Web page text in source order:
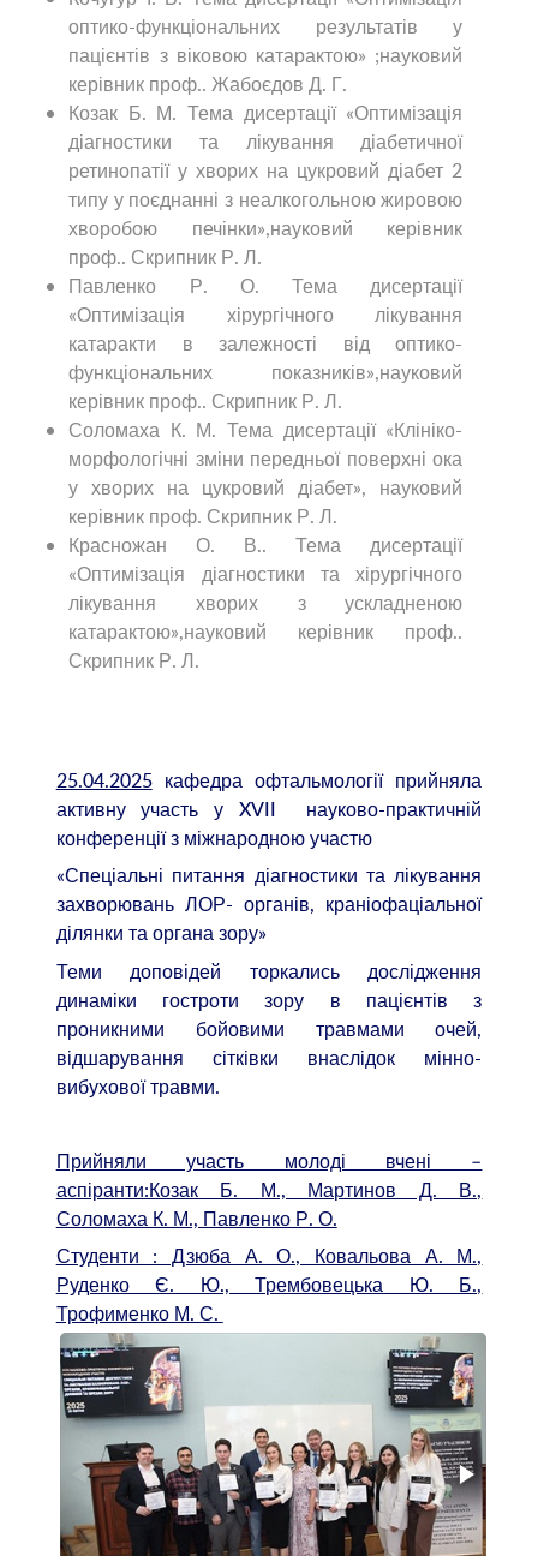
оптико-функціональних результатів у
пацієнтів з віковою катарактою» ;науковий
керівник проф.. Жабоєдов Д. Г.
Козак Б. М. Тема дисертації «Оптимізація
діагностики та лікування діабетичної
ретинопатії у хворих на цукровий діабет 2
типу у поєднанні з неалкогольною жировою
хворобою печінки»,науковий керівник
проф.. Скрипник Р. Л.
Павленко Р. О. Тема дисертації
«Оптимізація хірургічного лікування
катаракти в залежності від оптико-
функціональних показників»,науковий
керівник проф.. Скрипник Р. Л.
Соломаха К. М. Тема дисертації «Клініко-
морфологічні зміни передньої поверхні ока
у хворих на цукровий діабет», науковий
керівник проф. Скрипник Р. Л.
Красножан О. В.. Тема дисертації
«Оптимізація діагностики та хірургічного
лікування хворих з ускладненою
катарактою»,науковий керівник проф..
Скрипник Р. Л.
25.04.2025кафедра офтальмології прийняла
активну участь у XVII науково-практичній
конференції з міжнародною участю
«Спеціальні питання діагностики та лікування
захворювань ЛОР- органів, краніофаціальної
ділянки та органа зору»
Теми доповідей торкались дослідження
динаміки гостроти зору в пацієнтів з
проникними бойовими травмами очей,
відшарування сітківки внаслідок мінно-
вибухової травми.
Прийняли участь молоді вчені –
аспіранти:Козак Б. М., Мартинов Д. В.,
Соломаха К. М., Павленко Р. О.
Студенти : Дзюба А. О., Ковальова А. М.,
Руденко Є. Ю., Трембовецька Ю. Б.,
Трофименко М. С.